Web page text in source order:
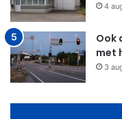
4
Ook
met
3